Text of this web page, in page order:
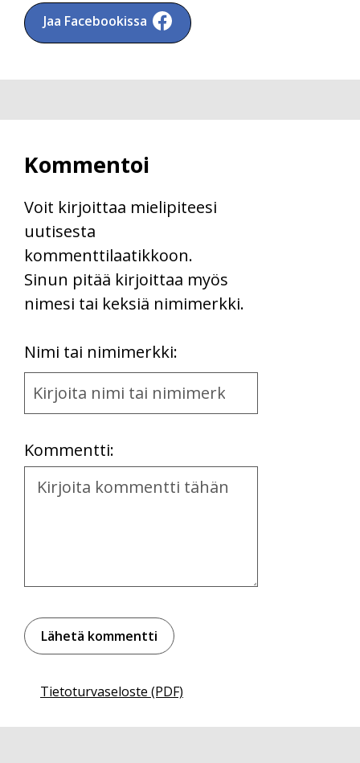
Jaa Facebookissa
Kommentoi
Voit kirjoittaa mielipiteesi
uutisesta
kommenttilaatikkoon.
Sinun pitää kirjoittaa myös
nimesi tai keksiä nimimerkki.
Nimi tai nimimerkki:
Name
and
Kommentti:
Kommentti
Tietoturvaseloste (PDF)